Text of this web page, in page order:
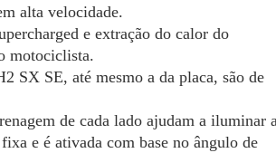
alta velocidade.
e extração do calor do
motociclista.
SX SE, até mesmo a da placa, são de
de cada lado ajudam a iluminar a
e é ativada com base no ângulo de